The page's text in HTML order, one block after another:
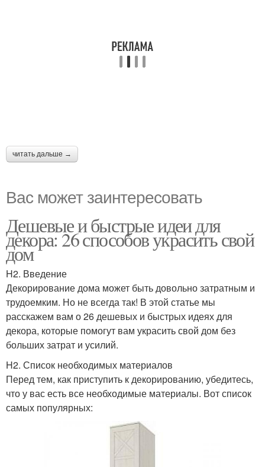
читать дальше →
Вас может заинтересовать
Дешевые и быстрые идеи для
декора: 26 способов украсить свой
дом
H2. Введение
Декорирование дома может быть довольно затратным и
трудоемким. Но не всегда так! В этой статье мы
расскажем вам о 26 дешевых и быстрых идеях для
декора, которые помогут вам украсить свой дом без
больших затрат и усилий.
H2. Список необходимых материалов
Перед тем, как приступить к декорированию, убедитесь,
что у вас есть все необходимые материалы. Вот список
самых популярных: